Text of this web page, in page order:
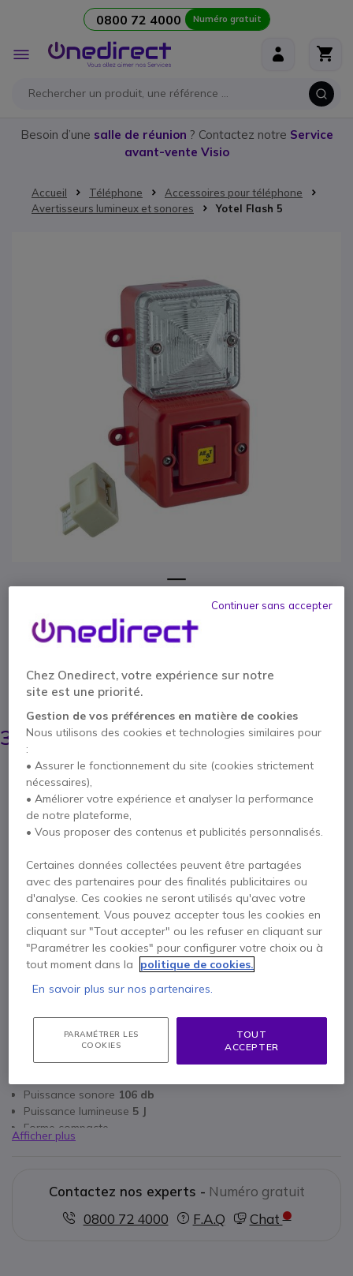
0800 72 4000 Numéro gratuit
Affichage
navigation
Besoin d’une salle de réunion ? Contactez notre Service
avant-vente Visio
Accueil Téléphone
Accessoires pour téléphone
Avertisseurs lumineux et sonores
Yotel Flash 5
Yotel Flash 5
Réf. produit: YOTELFLASH5 // Réf. fournisseur: YFLASH5-3
IP66
ÉCONOMISEZ 21,00 €
387,95 €
366,95 € HT
Qté
DEVIS EN 4 HEURES
Épuisé
3 ans de garantieconstructeur
Payez en 4 sans frais (110,09 €) Afficher plus
Points Forts
Avertisseur robuste
Puissance sonore 106 db
Puissance lumineuse 5 J
Forme compacte
Alimentation : 230 Vca
Afficher plus
Contactez nos experts - Numéro gratuit
0800 72 4000
F.A.Q Chat
Passer au début de la Galerie d’images
Chez Onedirect, votre expérience sur notre
site est une priorité.
Gestion de vos préférences en matière de cookies
Nous utilisons des cookies et technologies similaires pour
:
• Assurer le fonctionnement du site (cookies strictement
nécessaires),
• Améliorer votre expérience et analyser la performance
de notre plateforme,
• Vous proposer des contenus et publicités personnalisés.
Certaines données collectées peuvent être partagées
avec des partenaires pour des finalités publicitaires ou
d'analyse. Ces cookies ne seront utilisés qu'avec votre
consentement. Vous pouvez accepter tous les cookies en
cliquant sur "Tout accepter" ou les refuser en cliquant sur
"Paramétrer les cookies" pour configurer votre choix ou à
tout moment dans la
politique de cookies.
En savoir plus sur nos partenaires.
PARAMÉTRER LES
COOKIES
TOUT
ACCEPTER
Continuer sans accepter